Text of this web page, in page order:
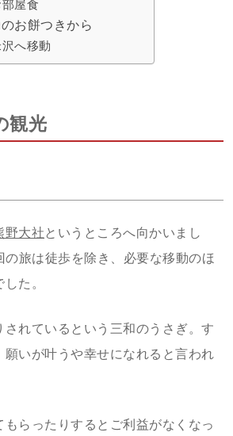
屋食
お餅つきから
へ移動
観光
野大社 というところへ向かいまし
の旅は徒歩を除き、必要な移動のほ
た。
れているという三和のうさぎ。す
願いが叶うや幸せになれると言われ
もらったりするとご利益がなくなっ